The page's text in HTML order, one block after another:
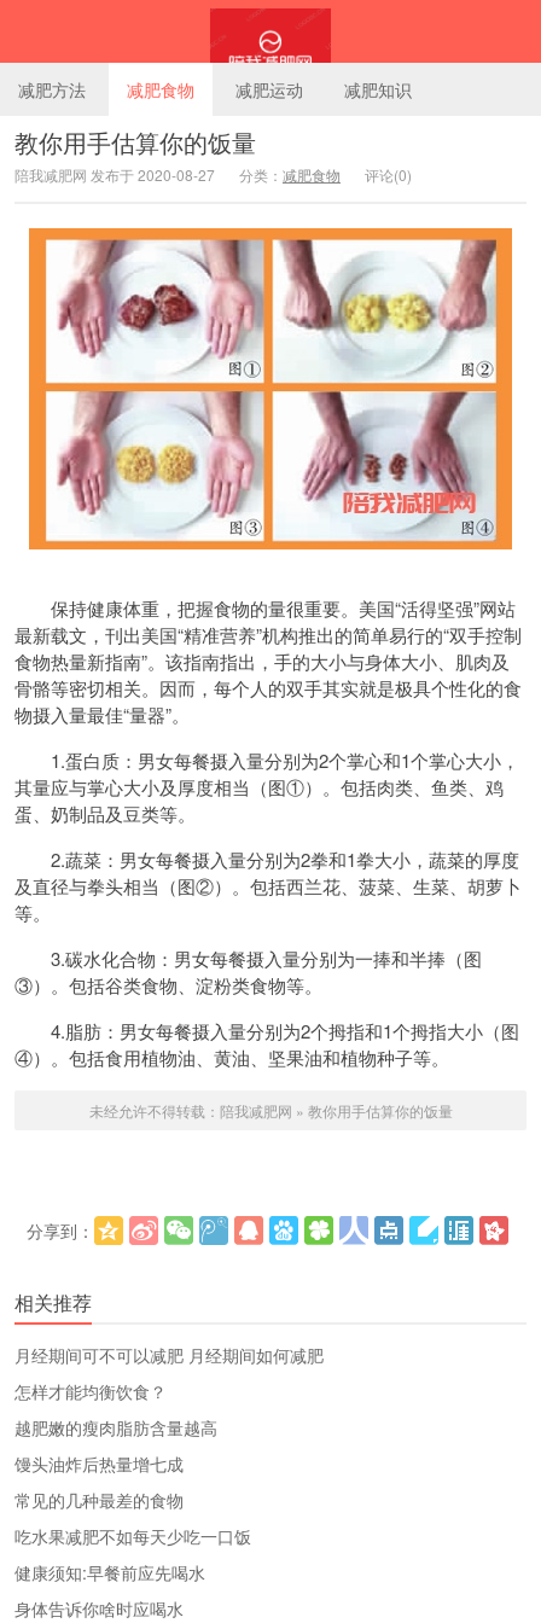
陪我减肥网
减肥方法 减肥食物 减肥运动 减肥知识
教你用手估算你的饭量
陪我减肥网 发布于 2020-08-27 分类： 减肥食物 评论(0)
保持健康体重，把握食物的量很重要。美国“活得坚强”网站
最新载文，刊出美国“精准营养”机构推出的简单易行的“双手控制
食物热量新指南”。该指南指出，手的大小与身体大小、肌肉及
骨骼等密切相关。因而，每个人的双手其实就是极具个性化的食
物摄入量最佳“量器”。
1.蛋白质：男女每餐摄入量分别为2个掌心和1个掌心大小，
其量应与掌心大小及厚度相当（图①）。包括肉类、鱼类、鸡
蛋、奶制品及豆类等。
2.蔬菜：男女每餐摄入量分别为2拳和1拳大小，蔬菜的厚度
及直径与拳头相当（图②）。包括西兰花、菠菜、生菜、胡萝卜
等。
3.碳水化合物：男女每餐摄入量分别为一捧和半捧（图
③）。包括谷类食物、淀粉类食物等。
4.脂肪：男女每餐摄入量分别为2个拇指和1个拇指大小（图
④）。包括食用植物油、黄油、坚果油和植物种子等。
未经允许不得转载： 陪我减肥网 » 教你用手估算你的饭量
分享到：
相关推荐
​月经期间可不可以减肥 月经期间如何减肥
怎样才能均衡饮食？
越肥嫩的瘦肉脂肪含量越高
馒头油炸后热量增七成
常见的几种最差的食物
吃水果减肥不如每天少吃一口饭
健康须知:早餐前应先喝水
身体告诉你啥时应喝水